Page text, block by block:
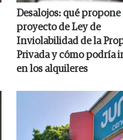
Desalojos: qué propone
proyecto de Ley de
Inviolabilidad de la
Privada y cómo podría
en los alquileres